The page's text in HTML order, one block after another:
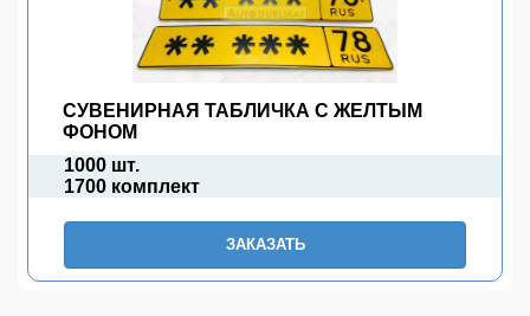
СУВЕНИРНАЯ ТАБЛИЧКА С ЖЕЛТЫМ
ФОНОМ
1000 шт.
1700 комплект
ЗАКАЗАТЬ